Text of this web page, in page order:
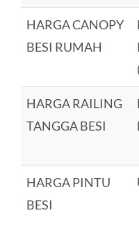
HARGA CANOPY
BESI RUMAH
HARGA RAILING
TANGGA BESI
HARGA PINTU
BESI